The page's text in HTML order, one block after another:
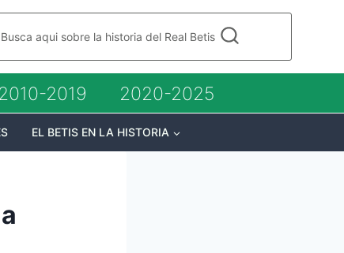
Busca aqui sobre la historia del Real Betis
2010-2019 2020-2025
EL BETIS EN LA HISTORIA